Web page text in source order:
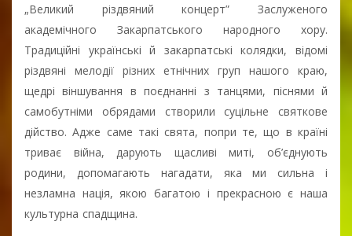
„Великий різдвяний концерт” Заслуженого
академічного Закарпатського народного хору.
Традиційні українські й закарпатські колядки, відомі
різдвяні мелодії різних етнічних груп нашого краю,
щедрі віншування в поєднанні з танцями, піснями й
самобутніми обрядами створили суцільне святкове
дійство. Адже саме такі свята, попри те, що в країні
триває війна, дарують щасливі миті, об’єднують
родини, допомагають нагадати, яка ми сильна і
незламна нація, якою багатою і прекрасною є наша
культурна спадщина.